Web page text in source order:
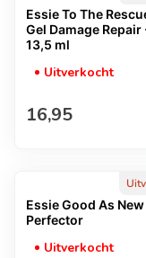
Essie To The
Gel Damage Repair
13,5 ml
Uitverkocht
Normale prijs
16,95
Essie Good As New
Perfector
Uitverkocht